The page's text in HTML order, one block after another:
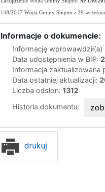
148/2017 Wójta Gminy Słupno z 29
Informacje o dokumencie:
Informację wprowawdził(a)
Data udostępnienia w BIP:
Informacja zaktualizowana
Data ostatniej aktualizacji:
Liczba odsłon: 1312
Historia dokumentu:
drukuj